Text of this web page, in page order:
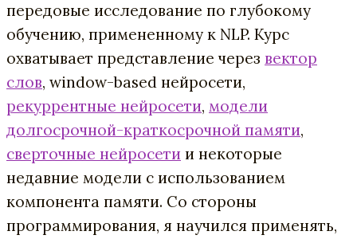
передовые исследование по глубокому
обучению, примененному к NLP. Курс
охватывает представление через вектор
слов, window-based нейросети,
рекуррентные нейросети, модели
долгосрочной-краткосрочной памяти,
сверточные нейросети и некоторые
недавние модели с использованием
компонента памяти. Со стороны
программирования, я научился применять,